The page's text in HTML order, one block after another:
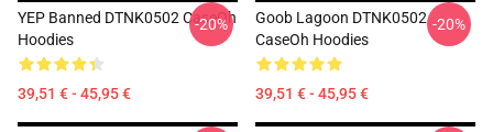
YEP Banned DTNK0502 CaseOh
Hoodies
39,51 € - 45,95 €
-20%
Goob Lagoon DTNK0502
CaseOh Hoodies
39,51 € - 45,95 €
-20%